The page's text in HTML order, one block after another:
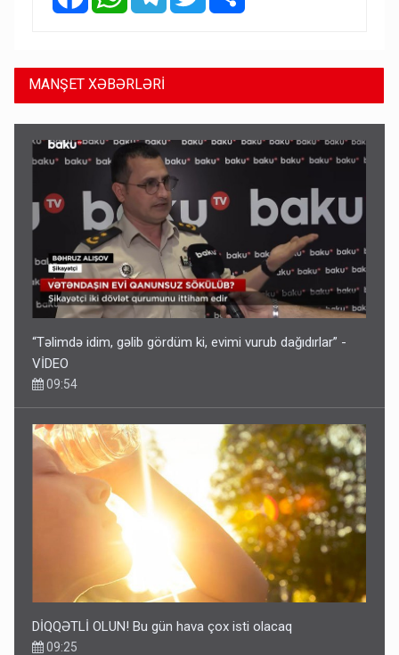
MANŞET XƏBƏRLƏRİ
“Təlimdə idim, gəlib gördüm ki, evimi vurub dağıdırlar” -
VİDEO
09:54
DİQQƏTLİ OLUN! Bu gün hava çox isti olacaq
09:25